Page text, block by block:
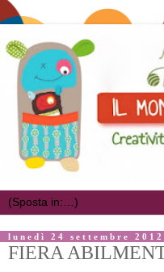
lunedì 24 settembre 2012
FIERA